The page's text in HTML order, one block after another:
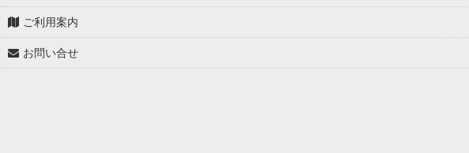
ご利用案内
お問い合せ